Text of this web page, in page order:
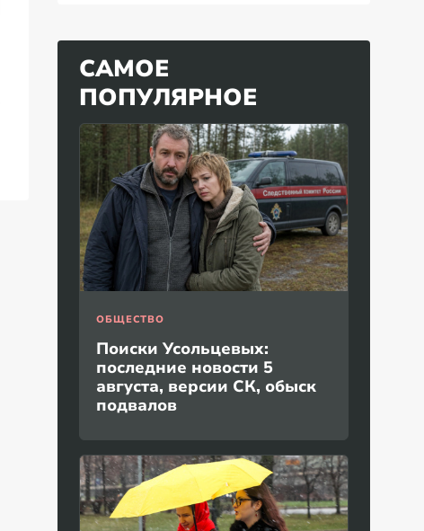
САМОЕ
ПОПУЛЯРНОЕ
ОБЩЕСТВО
Поиски Усольцевых:
последние новости 5
августа, версии СК, обыск
подвалов